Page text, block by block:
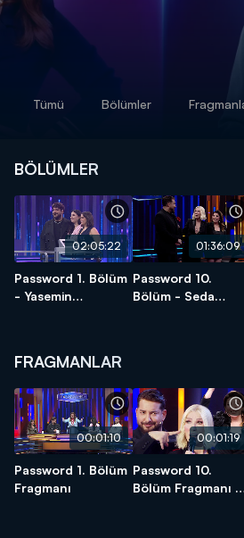
Tümü Bölümler
BÖLÜMLER
02:05:22
Password 1. Bölüm
- Yasemin
01:36:09
Password 10.
Bölüm - Seda
FRAGMANLAR
00:01:10
Password 1. Bölüm
Fragmanı
00:01:19
Password 10.
Bölüm Fragmanı -